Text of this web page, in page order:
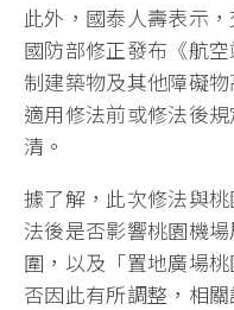
此外，國泰人壽表示
國防部修正發布《航
制建築物及其他障礙
適用修法前或修法後
清。
據了解，此次修法與
法後是否影響桃園機
圍，以及「置地廣場
否因此有所調整，相